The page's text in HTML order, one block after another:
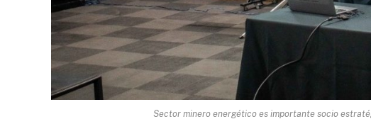
Sector minero energético es importante socio